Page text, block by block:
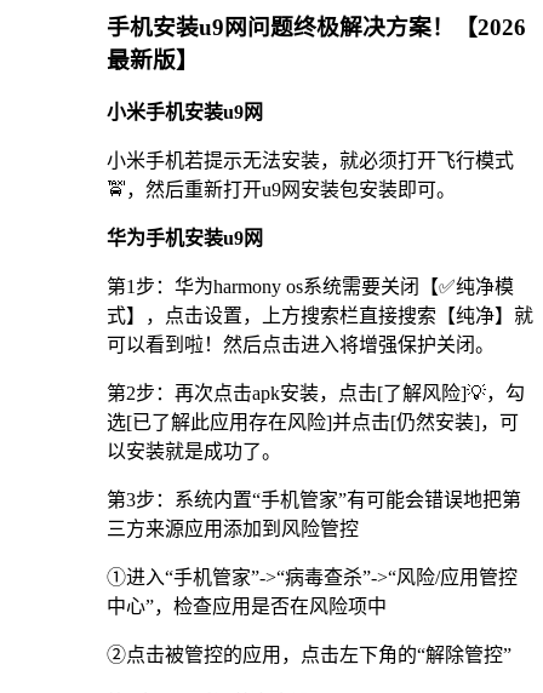
手机安装u9网问题终极解决方案！【2026
最新版】
小米手机安装u9网
小米手机若提示无法安装，就必须打开飞行模式
🚖，然后重新打开u9网安装包安装即可。
华为手机安装u9网
第1步：华为harmony os系统需要关闭【✅纯净模
式】，点击设置，上方搜索栏直接搜索【纯净】就
可以看到啦！然后点击进入将增强保护关闭。
第2步：再次点击apk安装，点击[了解风险]💡，勾
选[已了解此应用存在风险]并点击[仍然安装]，可
以安装就是成功了。
第3步：系统内置“手机管家”有可能会错误地把第
三方来源应用添加到风险管控
①进入“手机管家”->“病毒查杀”->“风险/应用管控
中心”，检查应用是否在风险项中
②点击被管控的应用，点击左下角的“解除管控”